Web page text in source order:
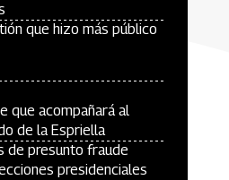
que hizo más público
que acompañará al
de la Espriella
de presunto fraude
presidenciales